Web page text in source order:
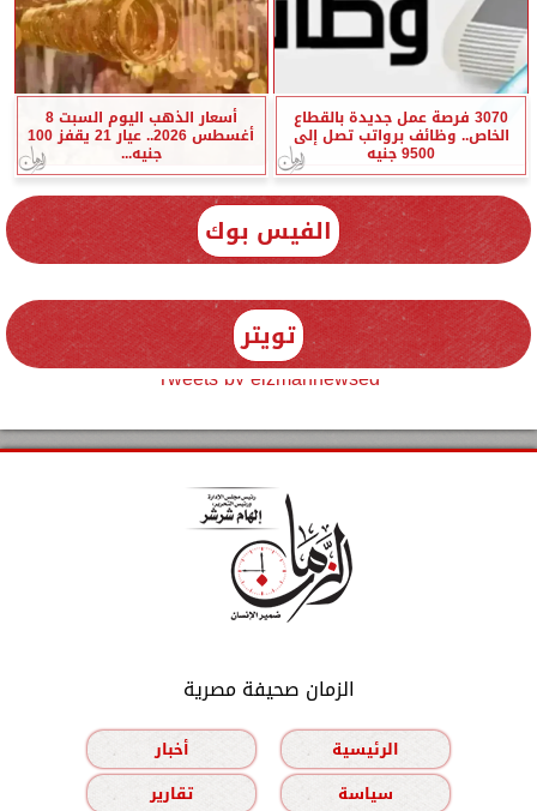
3070 فرصة عمل جديدة بالقطاع
الخاص.. وظائف برواتب تصل إلى
9500 جنيه
أسعار الذهب اليوم السبت 8
أغسطس 2026.. عيار 21 يقفز 100
جنيه...
الفيس بوك
تويتر
Tweets by elzmannewseg
الزمان صحيفة مصرية
الرئيسية
أخبار
سياسة
تقارير